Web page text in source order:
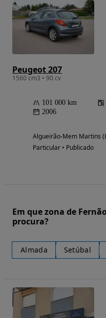
Peugeot 207
1560 cm3 • 90 cv
101 000 km
2006
Algueirão-Mem Martins
Particular • Publicado
Em que zona de
procura?
Almada Setúbal